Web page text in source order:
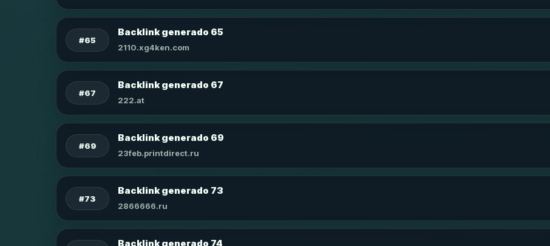
#65
Backlink generado 65
2110.xg4ken.com
#67
Backlink generado 67
222.at
#69
Backlink generado 69
23feb.printdirect.ru
#73
Backlink generado 73
2866666.ru
Backlink generado 74